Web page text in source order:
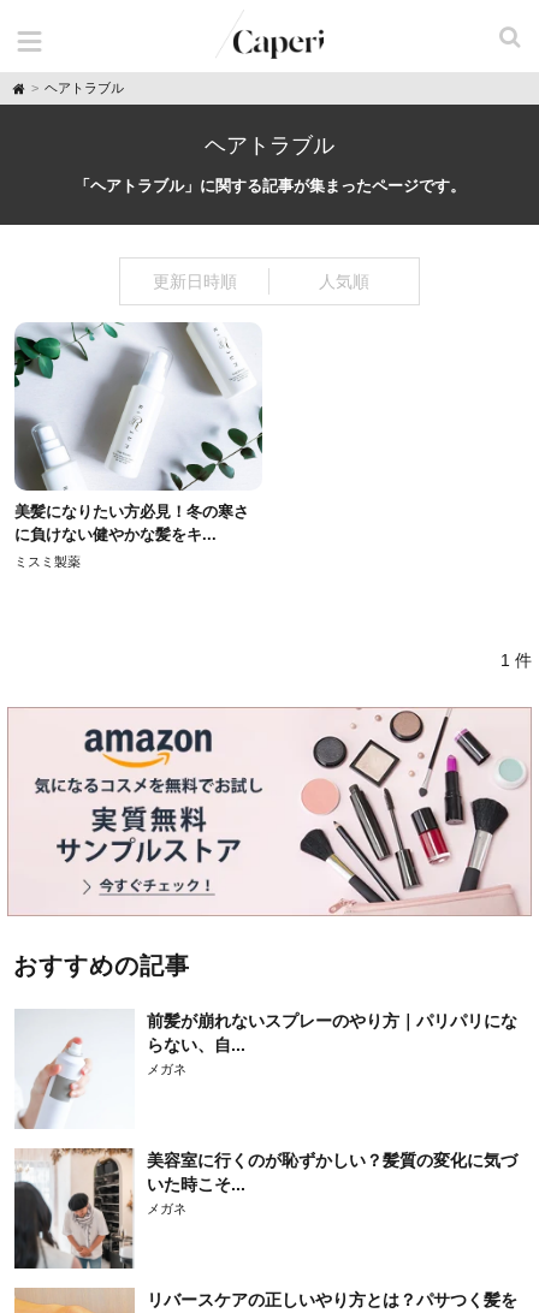
H
o
ヘアトラブル
ヘアトラブル
「ヘアトラブル」に関する記事が集まったページです。
更新日時順 人気順
美髪になりたい方必見！冬の寒さ
に負けない健やかな髪をキ...
ミスミ製薬
1 件
おすすめの記事
前髪が崩れないスプレーのやり方｜パリパリにな
らない、自...
メガネ
美容室に行くのが恥ずかしい？髪質の変化に気づ
いた時こそ...
メガネ
リバースケアの正しいやり方とは？パサつく髪を